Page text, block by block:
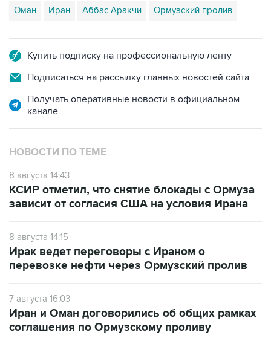
Оман Иран Аббас Аракчи Ормузский пролив
Купить подписку на профессиональную ленту
Подписаться на рассылку главных новостей сайта
Получать оперативные новости в официальном
канале
НОВОСТИ ПО ТЕМЕ
8 августа 14:43
КСИР отметил, что снятие блокады с Ормуза
зависит от согласия США на условия Ирана
8 августа 14:15
Ирак ведет переговоры с Ираном о
перевозке нефти через Ормузский пролив
7 августа 16:03
Иран и Оман договорились об общих рамках
соглашения по Ормузскому проливу